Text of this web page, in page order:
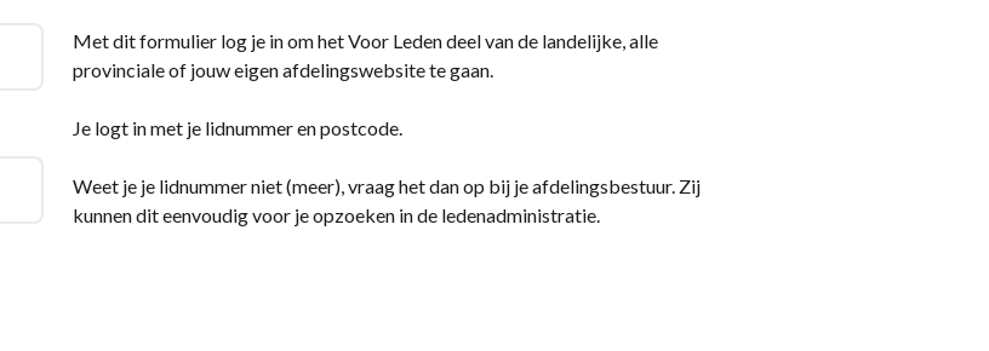
Met dit formulier log je in om het Voor Leden deel van de landelijke, alle
provinciale of jouw eigen afdelingswebsite te gaan.
Je logt in met je lidnummer en postcode.
Weet je je lidnummer niet (meer), vraag het dan op bij je afdelingsbestuur. Zij
kunnen dit eenvoudig voor je opzoeken in de ledenadministratie.